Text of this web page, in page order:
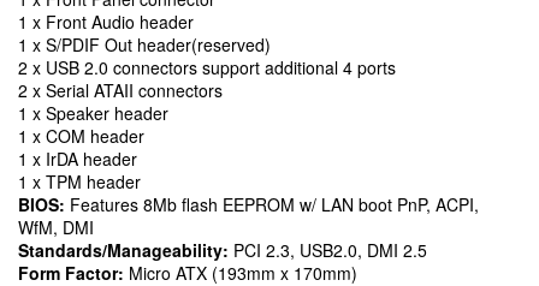
1 x Front Audio header
1 x S/PDIF Out header(reserved)
2 x USB 2.0 connectors support additional 4 ports
2 x Serial ATAII connectors
1 x Speaker header
1 x COM header
1 x IrDA header
1 x TPM header
BIOS: Features 8Mb flash EEPROM w/ LAN boot PnP, ACPI,
WfM, DMI
Standards/Manageability: PCI 2.3, USB2.0, DMI 2.5
Form Factor: Micro ATX (193mm x 170mm)